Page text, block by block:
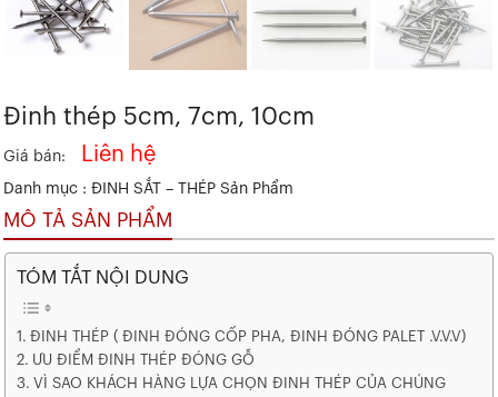
Đinh thép 5cm, 7cm, 10cm
Giá bán: Liên hệ
Danh mục : ĐINH SẮT – THÉP Sản Phẩm
MÔ TẢ SẢN PHẨM
TÓM TẮT NỘI DUNG
ĐINH THÉP ( ĐINH ĐÓNG CỐP PHA, ĐINH ĐÓNG PALET .V.V.V)
ƯU ĐIỂM ĐINH THÉP ĐÓNG GỖ
VÌ SAO KHÁCH HÀNG LỰA CHỌN ĐINH THÉP CỦA CHÚNG